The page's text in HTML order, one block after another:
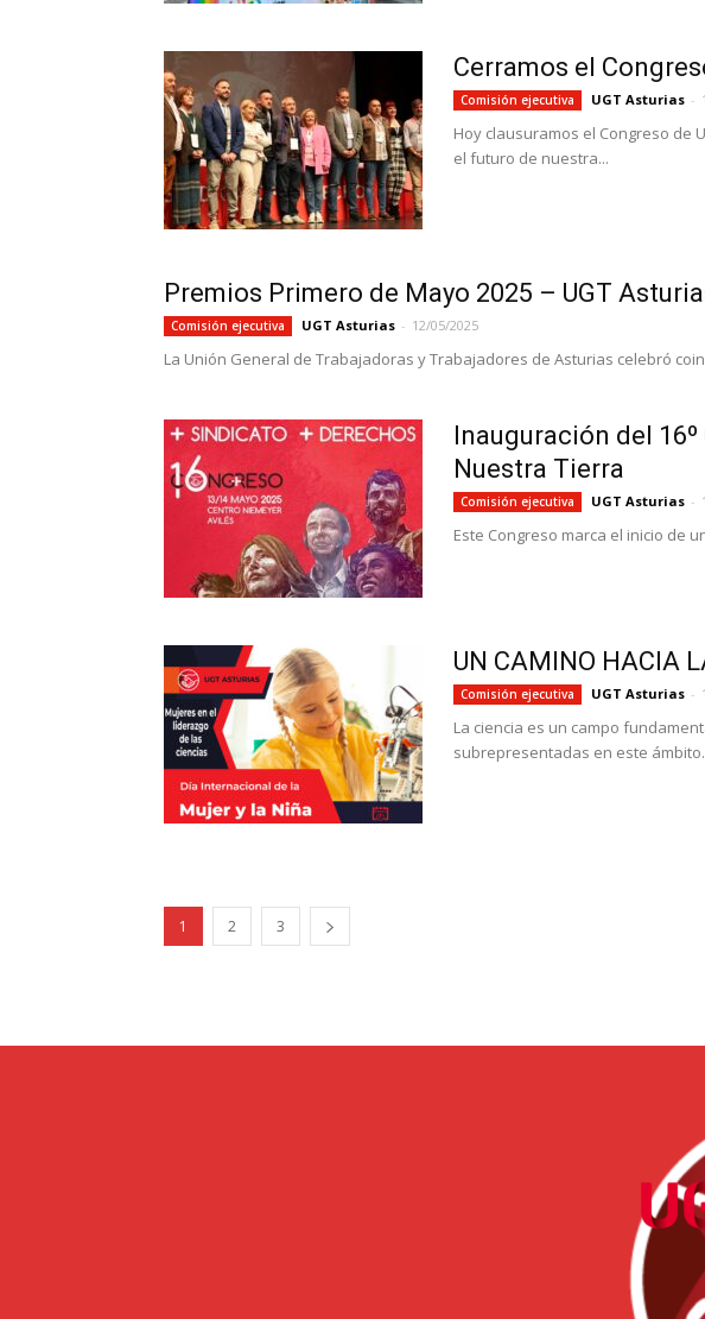
Cerramos el
Comisión ejecutiva UGT Asturias -
Hoy clausuramos el Congreso de
el futuro de nuestra...
Premios Primero de Mayo 2025 – UGT
Comisión ejecutiva UGT Asturias - 12/05/2025
La Unión General de Trabajadoras y Trabajadores de Asturias celebró
Inauguración del
Nuestra Tierra
Comisión ejecutiva UGT Asturias -
Este Congreso marca el inicio de
UN CAMINO HACIA
Comisión ejecutiva UGT Asturias -
La ciencia es un campo
subrepresentadas en este
1 2 3